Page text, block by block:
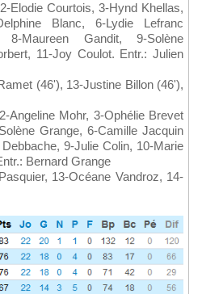
Elodie Courtois, 3-Hynd Khellas,
Blanc, 6-Lydie Lefranc
Maureen Gandit, 9-Solène
11-Joy Coulot. Entr.: Julien
(46'), 13-Justine Billon (46'),
Angeline Mohr, 3-Ophélie Brevet
Grange, 6-Camille Jacquin
9-Julie Colin, 10-Marie
Bernard Grange
13-Océane Vandroz, 14-